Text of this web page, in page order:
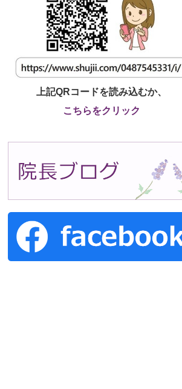
上記QRコードを読み込むか、
こちらをクリック